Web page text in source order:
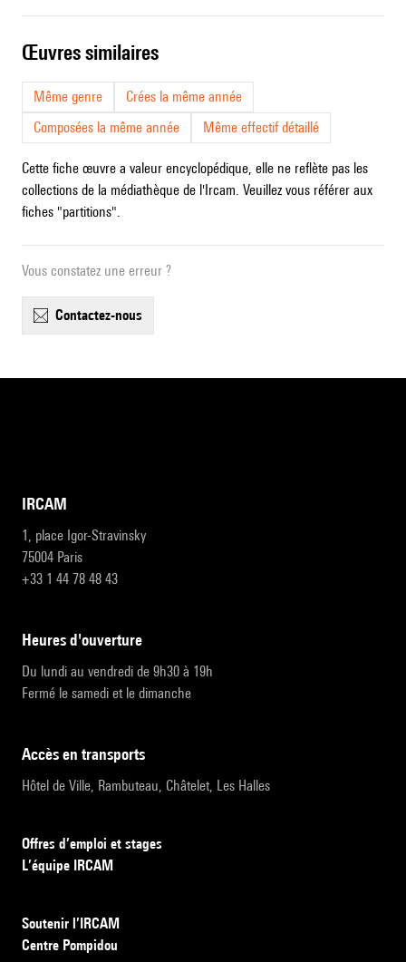
œuvres similaires
Même genre
Crées la même année
Composées la même année
Même effectif détaillé
Cette fiche œuvre a valeur encyclopédique, elle ne reflète pas les
collections de la médiathèque de l'Ircam. Veuillez vous référer aux
fiches "partitions".
Vous constatez une erreur ?
contactez-nous
IRCAM
1, place Igor-Stravinsky
75004 Paris
+33 1 44 78 48 43
heures d'ouverture
Du lundi au vendredi de 9h30 à 19h
Fermé le samedi et le dimanche
accès en transports
Hôtel de Ville, Rambuteau, Châtelet, Les Halles
Offres d’emploi et stages
L’équipe IRCAM
Soutenir l’IRCAM
Centre Pompidou